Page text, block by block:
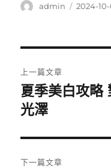
作
admin
發
2024-
章
導
覽
上一篇文章
上
一
文
章:
夏季美白攻略
光澤
下一篇文章